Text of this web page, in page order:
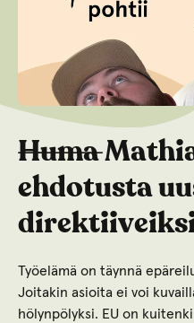
H̶u̶m̶a̶
ehdotusta
Työelämä on täynnä
Joitakin asioita ei voi
hölynpölyksi. EU on